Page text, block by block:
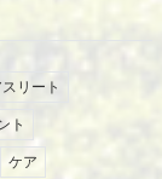
スリート
ト
ケア